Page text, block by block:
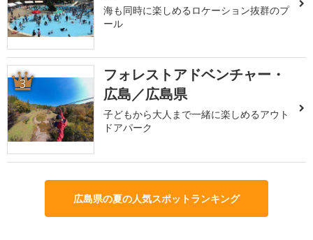
海も同時に楽しめるロケーション抜群のプ
ール
3
フォレストアドベンチャー・
広島／広島県
子どもから大人まで一緒に楽しめるアウト
ドアパーク
広島県の夏の人気スポットランキング